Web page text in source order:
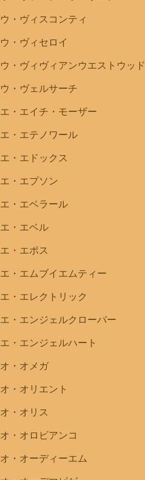
ウ・ヴィスコンティ
ウ・ヴィセロイ
ウ・ヴィヴィアンウエストウッド
ウ・ヴェルサーチ
エ・エイチ・モーザー
エ・エテノワール
エ・エドックス
エ・エプソン
エ・エベラール
エ・エベル
エ・エポス
エ・エムブイエムティー
エ・エレクトリック
エ・エンジェルクローバー
エ・エンジェルハート
オ・オメガ
オ・オリエント
オ・オリス
オ・オロビアンコ
オ・オーディーエム